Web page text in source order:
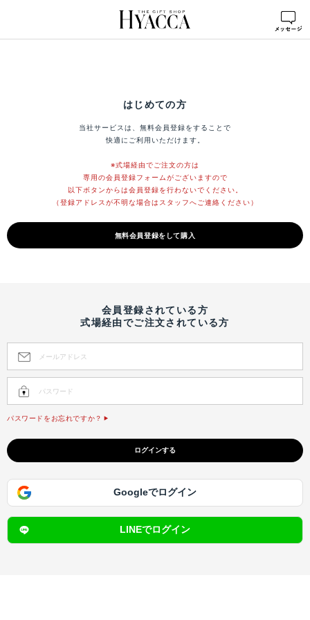
はじめての方
当社サービスは、無料会員登録をすることで
快適にご利用いただけます。
※式場経由でご注文の方は
専用の会員登録フォームがございますので
以下ボタンからは会員登録を行わないでください。
（登録アドレスが不明な場合はスタッフへご連絡ください）
無料会員登録をして購入
会員登録されている方
式場経由でご注文されている方
パスワードをお忘れですか？
Googleでログイン
LINEでログイン